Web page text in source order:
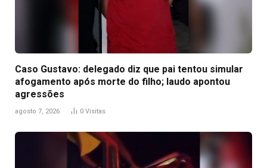
Caso Gustavo: delegado diz que pai tentou simular
afogamento após morte do filho; laudo apontou
agressões
agosto 7, 2026 0 Visitas